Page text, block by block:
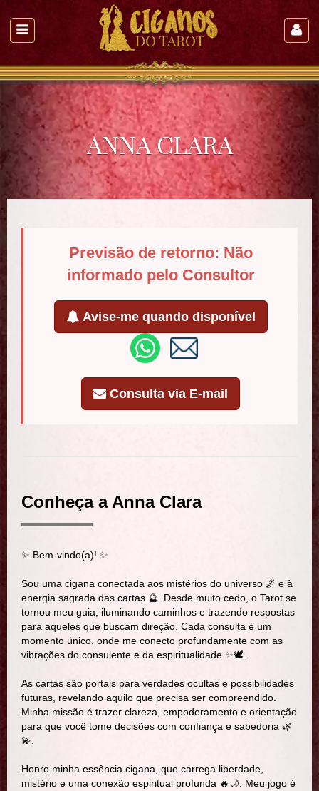
ANNA CLARA
Previsão de retorno: Não
informado pelo Consultor
Avise-me quando disponível
Consulta via E-mail
Conheça a Anna Clara
✨ Bem-vindo(a)! ✨
Sou uma cigana conectada aos mistérios do universo 🌌 e à
energia sagrada das cartas 🔮. Desde muito cedo, o Tarot se
tornou meu guia, iluminando caminhos e trazendo respostas
para aqueles que buscam direção. Cada consulta é um
momento único, onde me conecto profundamente com as
vibrações do consulente e da espiritualidade ✨🕊️.
As cartas são portais para verdades ocultas e possibilidades
futuras, revelando aquilo que precisa ser compreendido.
Minha missão é trazer clareza, empoderamento e orientação
para que você tome decisões com confiança e sabedoria 🌿
💫.
Honro minha essência cigana, que carrega liberdade,
mistério e uma conexão espiritual profunda 🔥🌙. Meu jogo é